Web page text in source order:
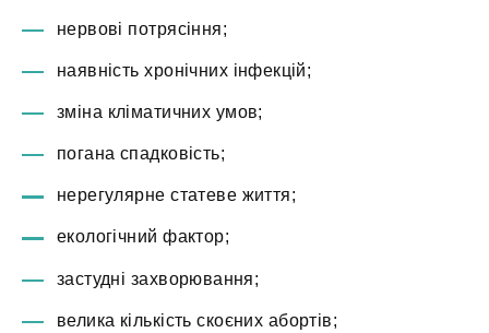
нервові потрясіння;
наявність хронічних інфекцій;
зміна кліматичних умов;
погана спадковість;
нерегулярне статеве життя;
екологічний фактор;
застудні захворювання;
велика кількість скоєних абортів;